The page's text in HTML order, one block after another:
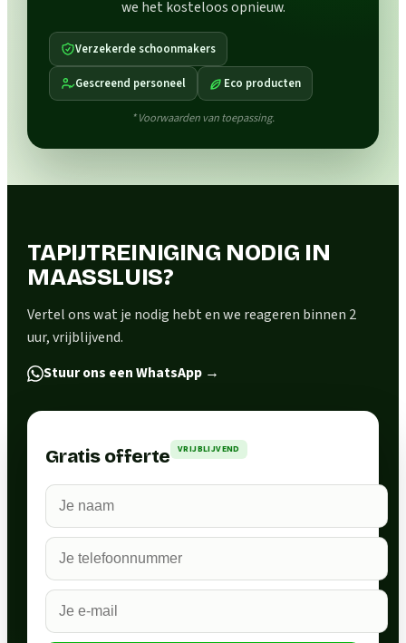
we het kosteloos opnieuw.
Verzekerde schoonmakers
Gescreend personeel Eco producten
* Voorwaarden van toepassing.
TAPIJTREINIGING NODIG IN
MAASSLUIS?
Vertel ons wat je nodig hebt en we reageren binnen 2
uur, vrijblijvend.
Stuur ons een WhatsApp →
Gratis offerte VRIJBLIJVEND